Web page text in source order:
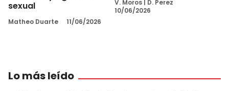
sexual
Matheo Duarte 11/06/2026
V. Moros
D. Perez
10/06/2026
Lo más leído